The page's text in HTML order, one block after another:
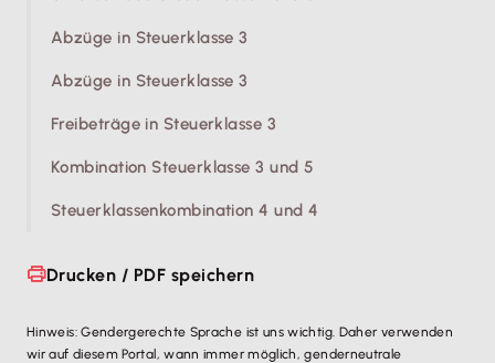
Abzüge in Steuerklasse 3
Abzüge in Steuerklasse 3
Freibeträge in Steuerklasse 3
Kombination Steuerklasse 3 und 5
Steuerklassenkombination 4 und 4
Drucken / PDF speichern
Hinweis: Gendergerechte Sprache ist uns wichtig. Daher verwenden
wir auf diesem Portal, wann immer möglich, genderneutrale